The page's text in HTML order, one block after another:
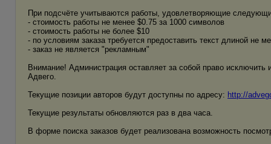
При подсчёте учитываются работы, удовлетворяющие
- стоимость работы не менее $0.75 за 1000 символов
- стоимость работы не более $10
- по условиям заказа требуется предоставить текст длиной не
- заказ не является "рекламным"
Внимание! Администрация оставляет за собой право
Адвего.
Текущие позиции авторов будут доступны по адресу: http://
Текущие результаты обновляются раз в два часа.
В форме поиска заказов будет реализована возможность